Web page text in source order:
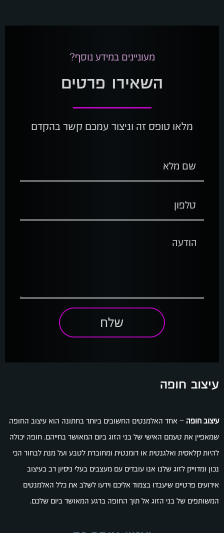
מעוניינים במידע נוסף?
השאירו פרטים
מלאו טופס זה וניצור עמכם קשר בהקדם
שלח
עיצוב חופה
עיצוב חופה – אחד האלמנטים החשובים ביותר בחתונה הוא עיצוב החופה
שמאפיין את טעמם האישי של בני הזוג ביום המאושר בחייהם. חופה יכולה
להיות קלאסית ואלגנטית או רומנטית ומחוברת לטבע ועל מנת לבחור הכי
נכון ומדוייק לזוג שלנו אנו עובדים עם מעצבים בעלי ניסיון רב בעיצוב
אירועים פרטיים שיעבדו בצמוד אליכם וידעו לשלב את כלל האלמנטים
המשותפים של בני הזוג אל תוך החופה ברגע המאושר ביום שלכם.